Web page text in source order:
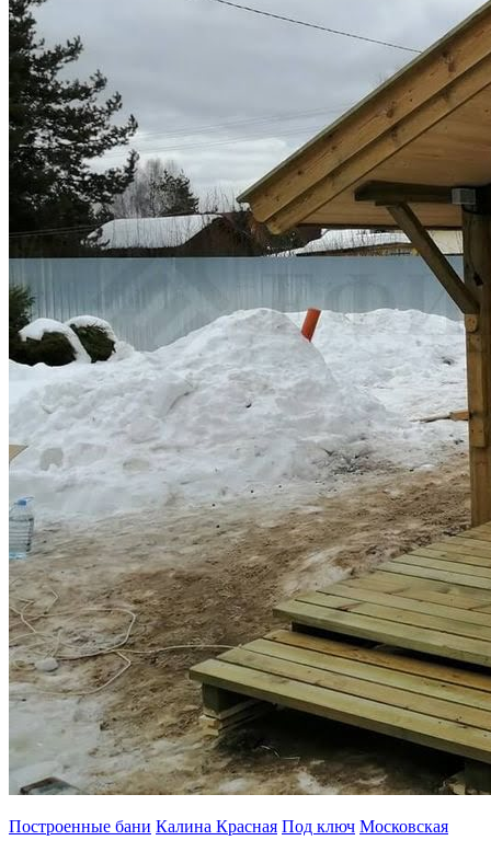
Построенные бани Калина Красная Под ключ Московская